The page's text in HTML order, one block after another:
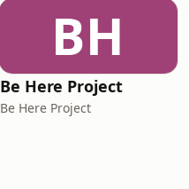
BH
Be Here Project
Be Here Project